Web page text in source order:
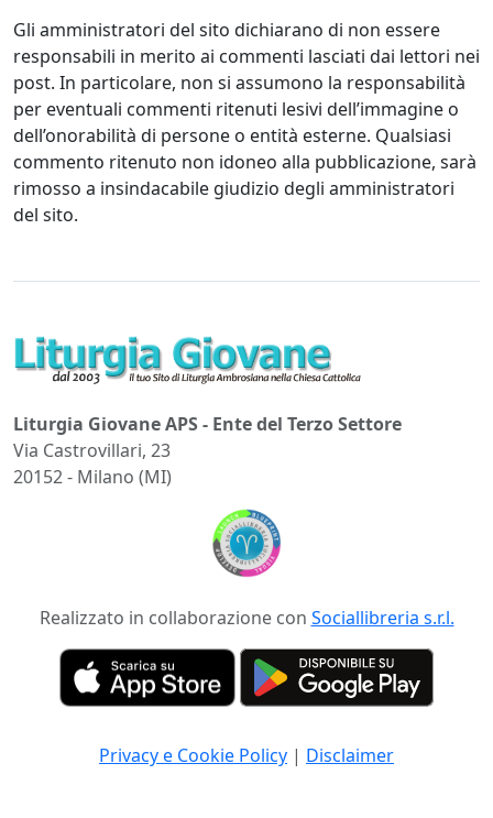
Gli amministratori del sito dichiarano di non essere
responsabili in merito ai commenti lasciati dai lettori nei
post. In particolare, non si assumono la responsabilità
per eventuali commenti ritenuti lesivi dell’immagine o
dell’onorabilità di persone o entità esterne. Qualsiasi
commento ritenuto non idoneo alla pubblicazione, sarà
rimosso a insindacabile giudizio degli amministratori
del sito.
Liturgia Giovane APS - Ente del Terzo Settore
Via Castrovillari, 23
20152 - Milano (MI)
Realizzato in collaborazione con Sociallibreria s.r.l.
Privacy e Cookie Policy | Disclaimer